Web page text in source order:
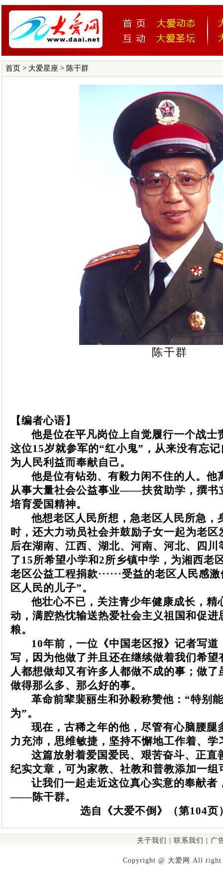
首页 > 大爱星座 > 陈干群
陈干群
【编者心语】
他是位在平凡岗位上自觉履行一个战士
这位15岁就参军的“红小鬼”，从来没有忘
为人民利益而奉献自己。
他是位有钻劲、有毅力闲不住的人。他
从事大量社会公益事业——扶贫助学，撰书
培育爱国精神。
他想老区人民所想，急老区人民所急，
时，还大力动员社会并鼓励子女一起为老区
后在湖南、江西、湖北、河南、河北、四
了15所希望小学和2所乡镇中学，为湘西老
老区公益工程捐款······受益的老区人民感
区人民的儿子”。
他壮心不已，关注青少年健康成长，精
动，满腔热忱输送热爱社会主义祖国和促进
粮。
10年前，一位《中国老区报》记者写
写，因为他做了并且还在继续做着我们希望
人都想做却又有许多人都做不成的事；做
做得那么多、那么好的事。
革命前辈裴丽生和孙毅称赞他：“特别
为”。
现在，古稀之年的他，尽管有心脑腰腿
力充沛，思维敏捷，坚持不懈地工作着、学
这篇放射着爱国爱民、艰苦奋斗、正直
纪实文章，可为家教、社教和普教添加一组
让我们一起走近这位真心实意的奉献者
——陈干群。
选自《大爱不倒》（第104页
关于我们 联系我们 广
Copyright @ 大爱网 All right